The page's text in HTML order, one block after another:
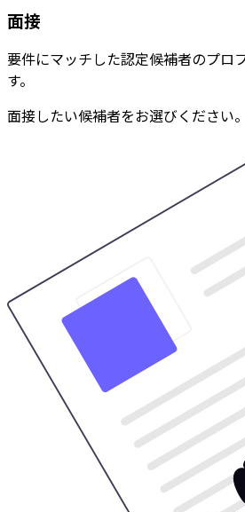
面接
要件にマッチした認定候補者のプロ
す。
面接したい候補者をお選びください。